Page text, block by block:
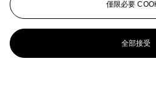
僅限必要
全部接受